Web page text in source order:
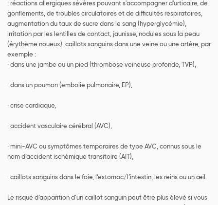
: réactions allergiques sévères pouvant s'accompagner d'urticaire, de
gonflements, de troubles circulatoires et de difficultés respiratoires,
augmentation du taux de sucre dans le sang (hyperglycémie),
irritation par les lentilles de contact, jaunisse, nodules sous la peau
(érythème noueux), caillots sanguins dans une veine ou une artère, par
exemple :
· dans une jambe ou un pied (thrombose veineuse profonde, TVP),
· dans un poumon (embolie pulmonaire, EP),
· crise cardiaque,
· accident vasculaire cérébral (AVC),
· mini-AVC ou symptômes temporaires de type AVC, connus sous le
nom d’accident ischémique transitoire (AIT),
· caillots sanguins dans le foie, l’estomac/l’intestin, les reins ou un œil.
Le risque d’apparition d’un caillot sanguin peut être plus élevé si vous